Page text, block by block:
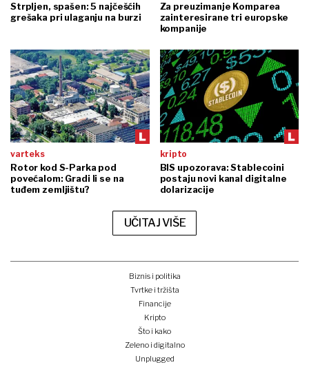
Strpljen, spašen: 5 najčešćih
grešaka pri ulaganju na burzi
Za preuzimanje Komparea
zainteresirane tri europske
kompanije
varteks
Rotor kod S-Parka pod
povećalom: Gradi li se na
tuđem zemljištu?
kripto
BIS upozorava: Stablecoini
postaju novi kanal digitalne
dolarizacije
UČITAJ VIŠE
Biznis i politika
Tvrtke i tržišta
Financije
Kripto
Što i kako
Zeleno i digitalno
Unplugged